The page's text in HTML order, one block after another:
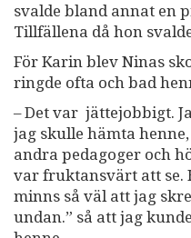
svalde bland annat en
Tillfällena då hon
För Karin blev Ninas
ringde ofta och bad
– Det var jättejobbigt.
jag skulle hämta
andra pedagoger och
var fruktansvärt att se.
minns så väl att jag
undan.” så att jag